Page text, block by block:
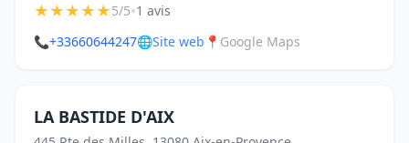
★★★★★5/5•1 avis
📞+33660644247🌐Site web 📍 Google Maps
LA BASTIDE D'AIX